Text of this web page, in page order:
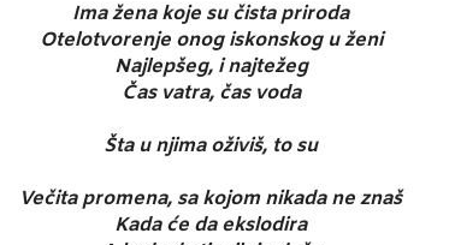
Ima žena koje su čista priroda
Otelotvorenje onog iskonskog u ženi
Najlepšeg, i najtežeg
Čas vatra, čas voda
Šta u njima oživiš, to su
Večita promena, sa kojom nikada ne znaš
Kada će da ekslodira